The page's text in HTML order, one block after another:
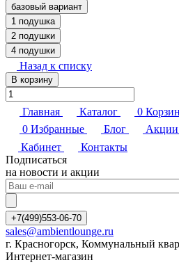
базовый вариант
1 подушка
2 подушки
4 подушки
Назад к списку
В корзину
Главная Каталог 0
0 Избранные Блог Акции
Кабинет
Контакты
Подписаться
на новости и акции
+7(499)553-06-70
sales@ambientlounge.ru
г. Красногорск, Коммунальный
Интернет-магазин